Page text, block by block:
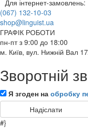
Для інтернет-замовлень:
(067) 132-10-03
shop@linguist.ua
ГРАФІК РОБОТИ
пн-пт з 9:00 до 18:00
м. Київ, вул. Нижній Вал
Зворотній
Я згоден на обробку
#}